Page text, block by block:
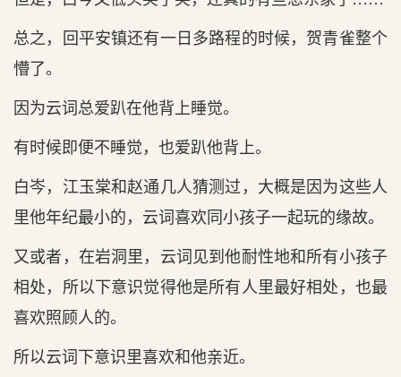
总之，回平安镇还有一日多路程的时候，贺青雀整个
懵了。
因为云词总爱趴在他背上睡觉。
有时候即便不睡觉，也爱趴他背上。
白岑，江玉棠和赵通几人猜测过，大概是因为这些人
里他年纪最小的，云词喜欢同小孩子一起玩的缘故。
又或者，在岩洞里，云词见到他耐性地和所有小孩子
相处，所以下意识觉得他是所有人里最好相处，也最
喜欢照顾人的。
所以云词下意识里喜欢和他亲近。